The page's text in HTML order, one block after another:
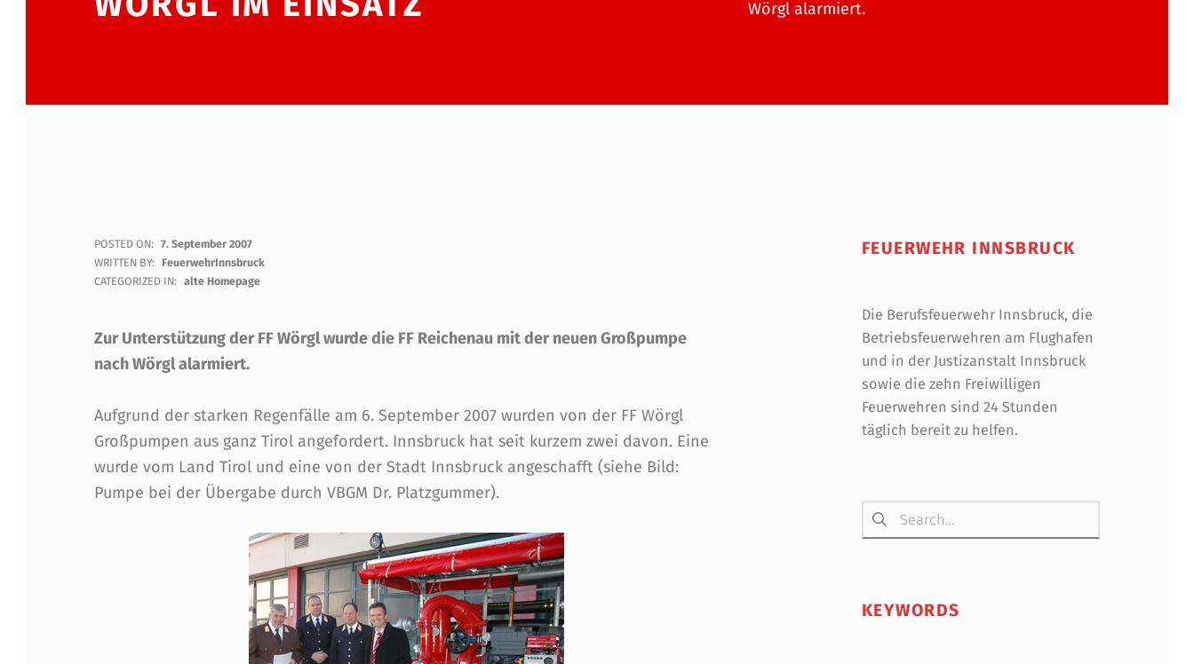
Wörgl alarmiert.
R
E
I
C
H
E
N
POSTED ON: 7. September 2007
WRITTEN BY: FeuerwehrInnsbruck
CATEGORIZED IN: alte Homepage
Zur Unterstützung der FF Wörgl wurde die FF Reichenau mit der neuen Großpumpe
nach Wörgl alarmiert.
Aufgrund der starken Regenfälle am 6. September 2007 wurden von der FF Wörgl
Großpumpen aus ganz Tirol angefordert. Innsbruck hat seit kurzem zwei davon. Eine
wurde vom Land Tirol und eine von der Stadt Innsbruck angeschafft (siehe Bild:
Pumpe bei der Übergabe durch VBGM Dr. Platzgummer).
FEUERWEHR INNSBRUCK
Die Berufsfeuerwehr Innsbruck, die
Betriebsfeuerwehren am Flughafen
und in der Justizanstalt Innsbruck
sowie die zehn Freiwilligen
Feuerwehren sind 24 Stunden
täglich bereit zu helfen.
Suchen nach:
KEYWORDS